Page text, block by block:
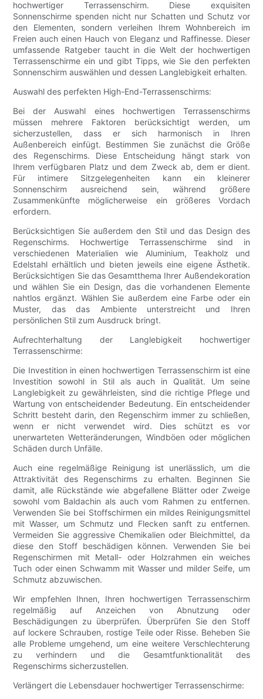
hochwertiger Terrassenschirm. Diese exquisiten
Sonnenschirme spenden nicht nur Schatten und Schutz vor
den Elementen, sondern verleihen Ihrem Wohnbereich im
Freien auch einen Hauch von Eleganz und Raffinesse. Dieser
umfassende Ratgeber taucht in die Welt der hochwertigen
Terrassenschirme ein und gibt Tipps, wie Sie den perfekten
Sonnenschirm auswählen und dessen Langlebigkeit erhalten.
Auswahl des perfekten High-End-Terrassenschirms:
Bei der Auswahl eines hochwertigen Terrassenschirms
müssen mehrere Faktoren berücksichtigt werden, um
sicherzustellen, dass er sich harmonisch in Ihren
Außenbereich einfügt. Bestimmen Sie zunächst die Größe
des Regenschirms. Diese Entscheidung hängt stark von
Ihrem verfügbaren Platz und dem Zweck ab, dem er dient.
Für intimere Sitzgelegenheiten kann ein kleinerer
Sonnenschirm ausreichend sein, während größere
Zusammenkünfte möglicherweise ein größeres Vordach
erfordern.
Berücksichtigen Sie außerdem den Stil und das Design des
Regenschirms. Hochwertige Terrassenschirme sind in
verschiedenen Materialien wie Aluminium, Teakholz und
Edelstahl erhältlich und bieten jeweils eine eigene Ästhetik.
Berücksichtigen Sie das Gesamtthema Ihrer Außendekoration
und wählen Sie ein Design, das die vorhandenen Elemente
nahtlos ergänzt. Wählen Sie außerdem eine Farbe oder ein
Muster, das das Ambiente unterstreicht und Ihren
persönlichen Stil zum Ausdruck bringt.
Aufrechterhaltung der Langlebigkeit hochwertiger
Terrassenschirme:
Die Investition in einen hochwertigen Terrassenschirm ist eine
Investition sowohl in Stil als auch in Qualität. Um seine
Langlebigkeit zu gewährleisten, sind die richtige Pflege und
Wartung von entscheidender Bedeutung. Ein entscheidender
Schritt besteht darin, den Regenschirm immer zu schließen,
wenn er nicht verwendet wird. Dies schützt es vor
unerwarteten Wetteränderungen, Windböen oder möglichen
Schäden durch Unfälle.
Auch eine regelmäßige Reinigung ist unerlässlich, um die
Attraktivität des Regenschirms zu erhalten. Beginnen Sie
damit, alle Rückstände wie abgefallene Blätter oder Zweige
sowohl vom Baldachin als auch vom Rahmen zu entfernen.
Verwenden Sie bei Stoffschirmen ein mildes Reinigungsmittel
mit Wasser, um Schmutz und Flecken sanft zu entfernen.
Vermeiden Sie aggressive Chemikalien oder Bleichmittel, da
diese den Stoff beschädigen können. Verwenden Sie bei
Regenschirmen mit Metall- oder Holzrahmen ein weiches
Tuch oder einen Schwamm mit Wasser und milder Seife, um
Schmutz abzuwischen.
Wir empfehlen Ihnen, Ihren hochwertigen Terrassenschirm
regelmäßig auf Anzeichen von Abnutzung oder
Beschädigungen zu überprüfen. Überprüfen Sie den Stoff
auf lockere Schrauben, rostige Teile oder Risse. Beheben Sie
alle Probleme umgehend, um eine weitere Verschlechterung
zu verhindern und die Gesamtfunktionalität des
Regenschirms sicherzustellen.
Verlängert die Lebensdauer hochwertiger Terrassenschirme: